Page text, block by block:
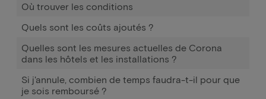
Où trouver les conditions
Quels sont les coûts ajoutés ?
Quelles sont les mesures actuelles de Corona
dans les hôtels et les installations ?
Si j'annule, combien de temps faudra-t-il pour que
je sois remboursé ?